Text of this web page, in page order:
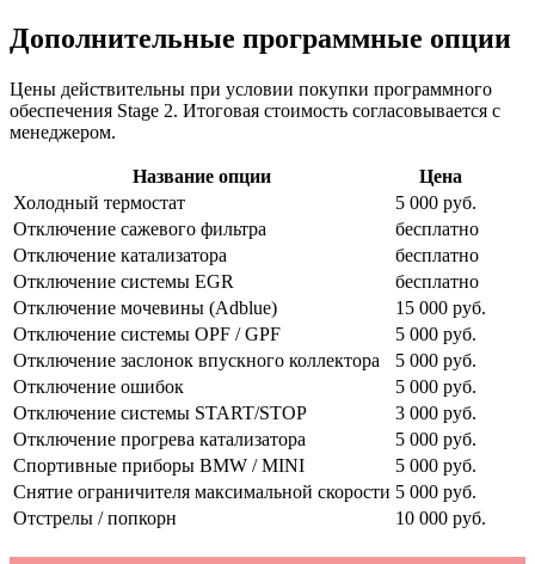
Дополнительные программные опции
Цены действительны при условии покупки программного
обеспечения Stage 2. Итоговая стоимость согласовывается с
менеджером.
Название опции
Цена
Холодный термостат
5 000 руб.
Отключение сажевого фильтра
бесплатно
Отключение катализатора
бесплатно
Отключение системы EGR
бесплатно
Отключение мочевины (Adblue)
15 000 руб.
Отключение системы OPF / GPF
5 000 руб.
Отключение заслонок впускного коллектора
5 000 руб.
Отключение ошибок
5 000 руб.
Отключение системы START/STOP
3 000 руб.
Отключение прогрева катализатора
5 000 руб.
Спортивные приборы BMW / MINI
5 000 руб.
Снятие ограничителя максимальной скорости 5 000 руб.
Отстрелы / попкорн
10 000 руб.